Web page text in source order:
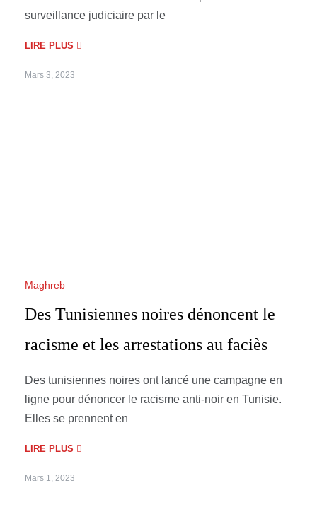
surveillance judiciaire par le
LIRE PLUS
Mars 3, 2023
Maghreb
Des Tunisiennes noires dénoncent le
racisme et les arrestations au faciès
Des tunisiennes noires ont lancé une campagne en
ligne pour dénoncer le racisme anti-noir en Tunisie.
Elles se prennent en
LIRE PLUS
Mars 1, 2023